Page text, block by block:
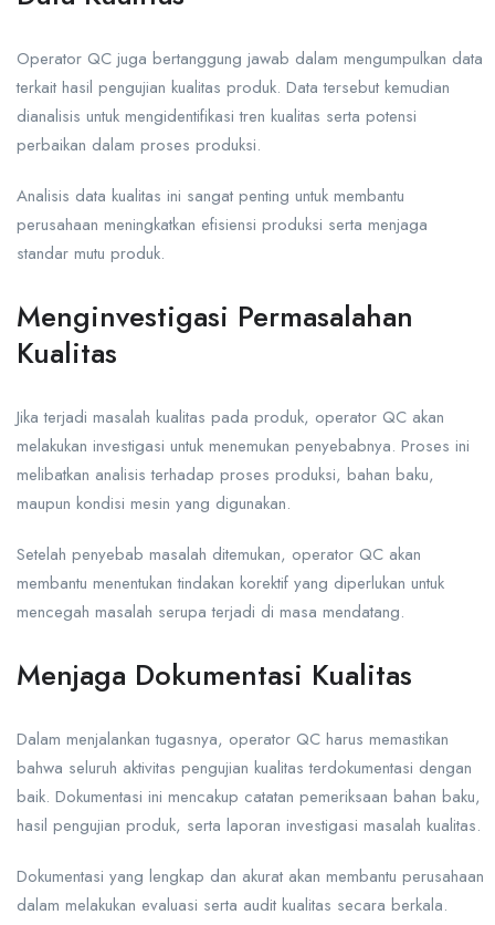
Operator QC juga bertanggung jawab dalam mengumpulkan data
terkait hasil pengujian kualitas produk. Data tersebut kemudian
dianalisis untuk mengidentifikasi tren kualitas serta potensi
perbaikan dalam proses produksi.
Analisis data kualitas ini sangat penting untuk membantu
perusahaan meningkatkan efisiensi produksi serta menjaga
standar mutu produk.
Menginvestigasi Permasalahan
Kualitas
Jika terjadi masalah kualitas pada produk, operator QC akan
melakukan investigasi untuk menemukan penyebabnya. Proses ini
melibatkan analisis terhadap proses produksi, bahan baku,
maupun kondisi mesin yang digunakan.
Setelah penyebab masalah ditemukan, operator QC akan
membantu menentukan tindakan korektif yang diperlukan untuk
mencegah masalah serupa terjadi di masa mendatang.
Menjaga Dokumentasi Kualitas
Dalam menjalankan tugasnya, operator QC harus memastikan
bahwa seluruh aktivitas pengujian kualitas terdokumentasi dengan
baik. Dokumentasi ini mencakup catatan pemeriksaan bahan baku,
hasil pengujian produk, serta laporan investigasi masalah kualitas.
Dokumentasi yang lengkap dan akurat akan membantu perusahaan
dalam melakukan evaluasi serta audit kualitas secara berkala.